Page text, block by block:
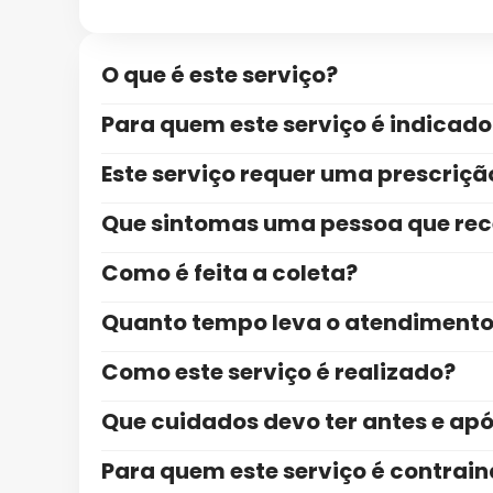
O que é este serviço?
Para quem este serviço é
Este serviço requer uma
Que sintomas uma pessoa que
Como é feita a coleta?
Quanto tempo leva o
Como este serviço é realizado?
Que cuidados devo ter antes e
Para quem este serviço é